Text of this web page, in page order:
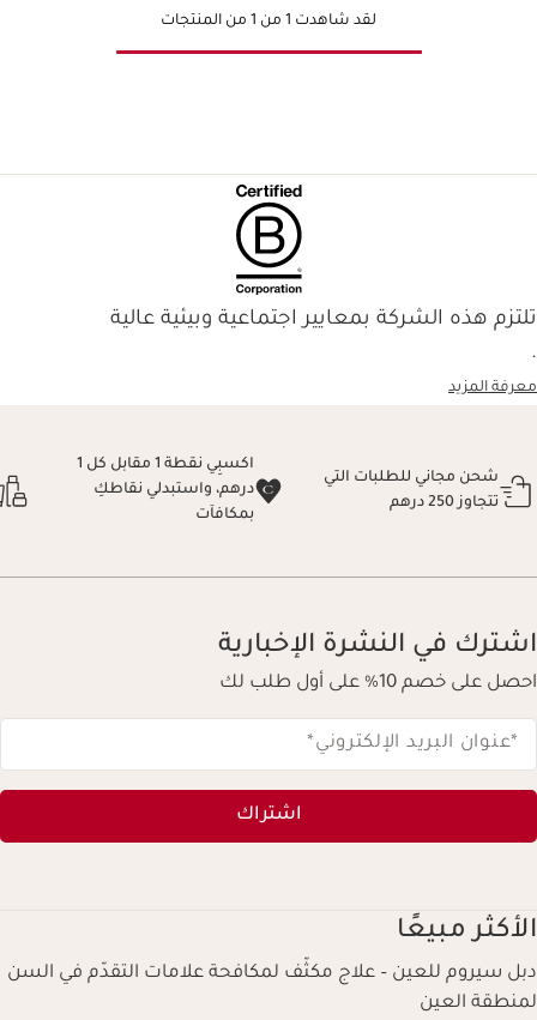
لقد شاهدت 1 من 1 من المنتجات
تلتزم هذه الشركة بمعايير اجتماعية وبيئية عالية
.
معرفة المزيد
شحن مجاني للطلبات التي
تتجاوز 250 درهم
اكسبِي نقطة 1 مقابل كل 1
درهم، واستبدلي نقاطكِ
بمكافآت
اشترك في النشرة الإخبارية
احصل على خصم 10% على أول طلب لك
*عنوان البريد الإلكتروني*
اشتراك
الأكثر مبيعًا
دبل سيروم للعين – علاج مكثّف لمكافحة علامات التقدّم في السن
لمنطقة العين